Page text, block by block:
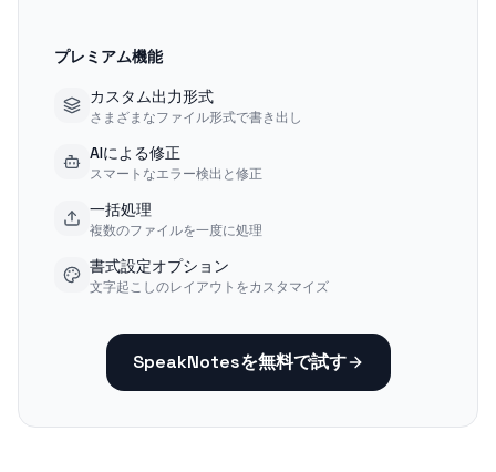
プレミアム機能
カスタム出力形式
さまざまなファイル形式で書き出し
AIによる修正
スマートなエラー検出と修正
一括処理
複数のファイルを一度に処理
書式設定オプション
文字起こしのレイアウトをカスタマイズ
SpeakNotesを無料で試す